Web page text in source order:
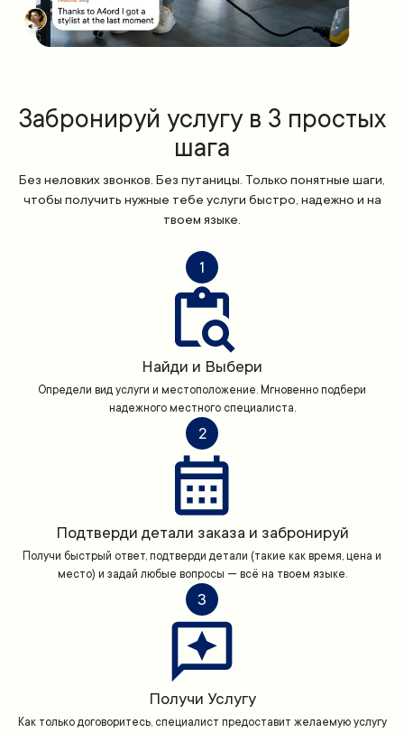
Забронируй услугу в 3 простых
шага
Без неловких звонков. Без путаницы. Только понятные шаги,
чтобы получить нужные тебе услуги быстро, надежно и на
твоем языке.
1
Найди и Выбери
Определи вид услуги и местоположение. Мгновенно подбери
надежного местного специалиста.
2
Подтверди детали заказа и забронируй
Получи быстрый ответ, подтверди детали (такие как время, цена и
место) и задай любые вопросы — всё на твоем языке.
3
Получи Услугу
Как только договоритесь, специалист предоставит желаемую услугу